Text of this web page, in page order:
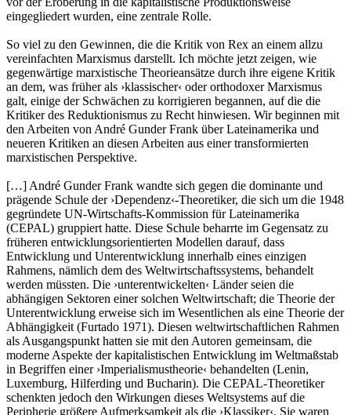
eingegliedert wurden, eine zentrale Rolle.
So viel zu den Gewinnen, die die Kritik von Rex an einem allzu
vereinfachten Marxismus darstellt. Ich möchte jetzt zeigen, wie
gegenwärtige marxistische Theorieansätze durch ihre eigene Kritik
an dem, was früher als ›klassischer‹ oder orthodoxer Marxismus
galt, einige der Schwächen zu korrigieren begannen, auf die die
Kritiker des Reduktionismus zu Recht hinwiesen. Wir beginnen mit
den Arbeiten von André Gunder Frank über Lateinamerika und
neueren Kritiken an diesen Arbeiten aus einer transformierten
marxistischen Perspektive.
[…] André Gunder Frank wandte sich gegen die dominante und
prägende Schule der ›Dependenz‹-Theoretiker, die sich um die 1948
gegründete UN-Wirtschafts-Kommission für Lateinamerika
(CEPAL) gruppiert hatte. Diese Schule beharrte im Gegensatz zu
früheren entwicklungsorientierten Modellen darauf, dass
Entwicklung und Unterentwicklung innerhalb eines einzigen
Rahmens, nämlich dem des Weltwirtschaftssystems, behandelt
werden müssten. Die ›unterentwickelten‹ Länder seien die
abhängigen Sektoren einer solchen Weltwirtschaft; die Theorie der
Unterentwicklung erweise sich im Wesentlichen als eine Theorie der
Abhängigkeit (Furtado 1971). Diesen weltwirtschaftlichen Rahmen
als Ausgangspunkt hatten sie mit den Autoren gemeinsam, die
moderne Aspekte der kapitalistischen Entwicklung im Weltmaßstab
in Begriffen einer ›Imperialismustheorie‹ behandelten (Lenin,
Luxemburg, Hilferding und Bucharin). Die CEPAL-Theoretiker
schenkten jedoch den Wirkungen dieses Weltsystems auf die
Peripherie größere Aufmerksamkeit als die ›Klassiker‹. Sie waren